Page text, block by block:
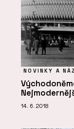
NOVINKY A
14. 6. 2018